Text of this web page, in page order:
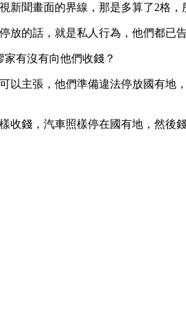
聞畫面的界線，那是多算了2格，
放的話，就是私人行為，他們都已告
有沒有向他們收錢？
主張，他們準備違法停放國有
錢，汽車照樣停在國有地，然後